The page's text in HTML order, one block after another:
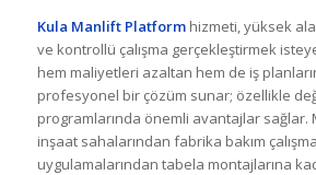
Kula Manlift Platformhizmeti, yüksek
ve kontrollü çalışma gerçekleştirmek
hem maliyetleri azaltan hem de iş
profesyonel bir çözüm sunar; özellikle
programlarında önemli avantajlar sağlar.
inşaat sahalarından fabrika bakım
uygulamalarından tabela montajlarına